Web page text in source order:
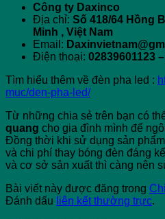
Công ty Daxinco
Địa chỉ: Số 418/64 Hồng
Minh , Việt Nam
Email:
Điện thoại: 02839601123
Tìm hiểu thêm về đèn pha led :
muc/den-pha-led/
Từ những chia sẻ trên bạn có
quang cho gia đình mình để
Đồng thời khi sử dụng sản
và chi phí thay bóng đèn đáng
và cơ sở sản xuất thì càng nên
Bài viết này được đăng trong
Đánh dấu liên kết thường trực.